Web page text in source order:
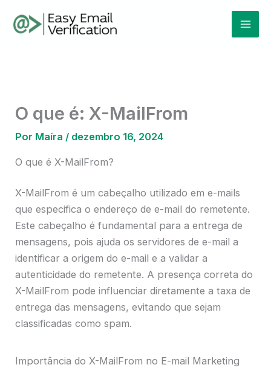
para
O que é: X-MailFrom
Por Maíra / dezembro 16, 2024
O que é X-MailFrom?
X-MailFrom é um cabeçalho utilizado em e-mails
que especifica o endereço de e-mail do remetente.
Este cabeçalho é fundamental para a entrega de
mensagens, pois ajuda os servidores de e-mail a
identificar a origem do e-mail e a validar a
autenticidade do remetente. A presença correta do
X-MailFrom pode influenciar diretamente a taxa de
entrega das mensagens, evitando que sejam
classificadas como spam.
Importância do X-MailFrom no E-mail Marketing